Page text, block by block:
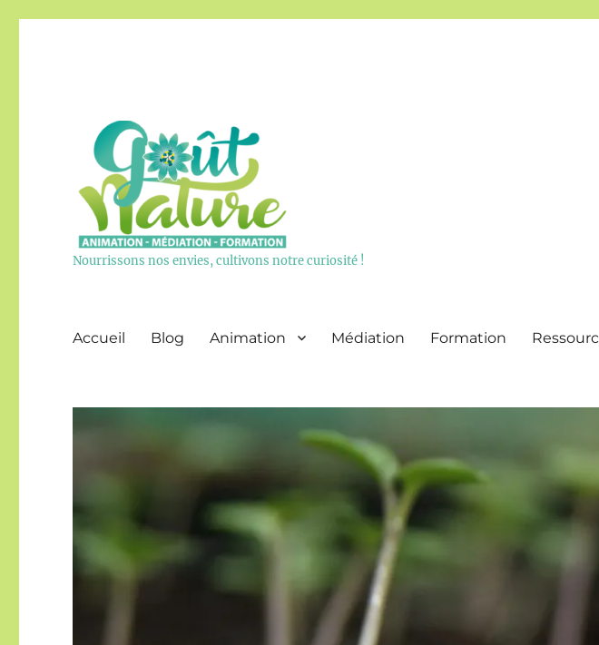
Nourrissons nos envies, cultivons notre curiosité !
Accueil Blog Animation Médiation Formation